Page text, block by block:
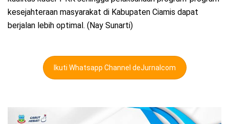
kesejahteraan masyarakat di Kabupaten Ciamis dapat
berjalan lebih optimal. (Nay Sunarti)
Ikuti Whatsapp Channel deJurnalcom